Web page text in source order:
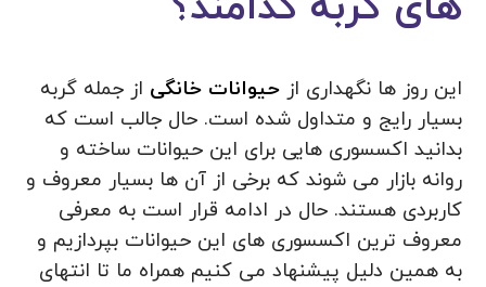
این روز ها نگهداری ازحیوانات خانگی از جمله گربه
بسیار رایج و متداول شده است. حال جالب است که
بدانید اکسسوری هایی برای این حیوانات ساخته و
روانه بازار می شوند که برخی از آن ها بسیار معروف و
کاربردی هستند. حال در ادامه قرار است به معرفی
معروف ترین اکسسوری های این حیوانات بپردازیم و
به همین دلیل پیشنهاد می کنیم همراه ما تا انتهای